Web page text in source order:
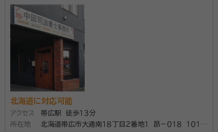
生する相続という手続き。当事務所があなたにとって最
適な方法をご提案し、円満に進むようお手伝い致しま
どそれぞれの専門職と連携して対応いたします。お気軽
にご相談ください。
資格等：行政書士、宅地建物取引士、2級ファイナンシャル･プランニ
ング技能士
北海道行政書士会
北海道に対応可能
アクセス
帯広駅 徒歩１３分
所在地
北海道帯広市大通南１８丁目２番地１ 昴－０１８ １０１号